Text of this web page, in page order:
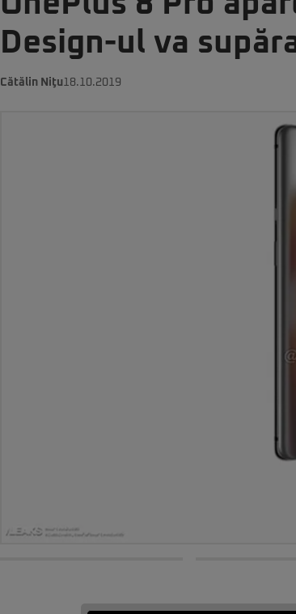
Design-ul va
Cătălin Niţu18.10.2019